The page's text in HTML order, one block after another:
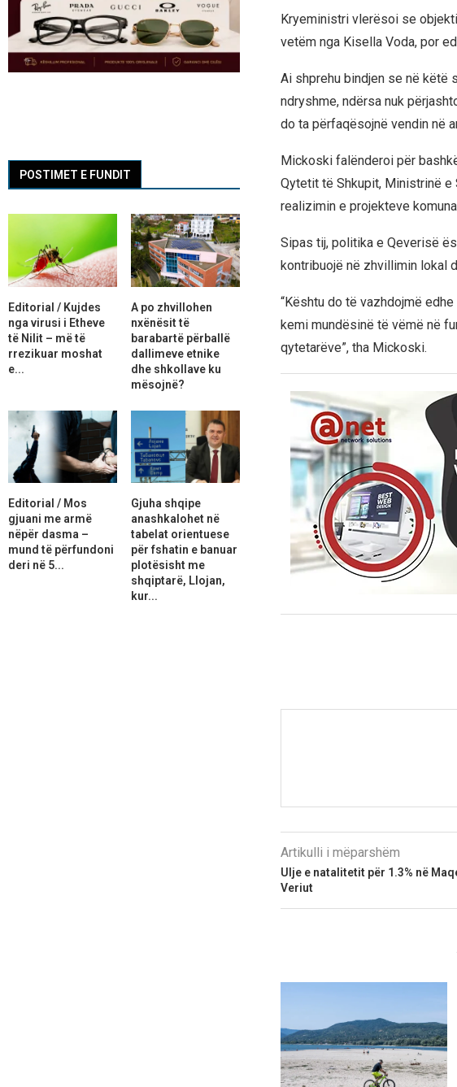
Kryeministri vlerësoi se
vetëm nga Kisella Voda, por
Ai shprehu bindjen se në këtë
ndryshme, ndërsa nuk
do ta përfaqësojnë vendin në
Mickoski falënderoi për
Qytetit të Shkupit, Ministrinë
realizimin e projekteve
Sipas tij, politika e Qeverisë
kontribuojë në zhvillimin lokal
“Kështu do të vazhdojmë
kemi mundësinë të vëmë në
qytetarëve”, tha Mickoski.
Artikulli i mëparshëm
Ulje e natalitetit për 1.3% në
Veriut
POSTIMET E FUNDIT
Editorial / Kujdes
nga virusi i Etheve
të Nilit – më të
rrezikuar moshat
e...
A po zhvillohen
nxënësit të
barabartë përballë
dallimeve etnike
dhe shkollave ku
mësojnë?
Editorial / Mos
gjuani me armë
nëpër dasma –
mund të përfundoni
deri në 5...
Gjuha shqipe
anashkalohet në
tabelat orientuese
për fshatin e banuar
plotësisht me
shqiptarë, Llojan,
kur...